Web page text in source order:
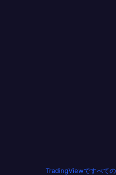
TradingViewですべて